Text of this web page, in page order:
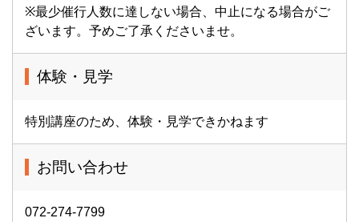
※最少催行人数に達しない場合、中止になる場合がご
ざいます。予めご了承くださいませ。
体験・見学
特別講座のため、体験・見学できかねます
お問い合わせ
072-274-7799